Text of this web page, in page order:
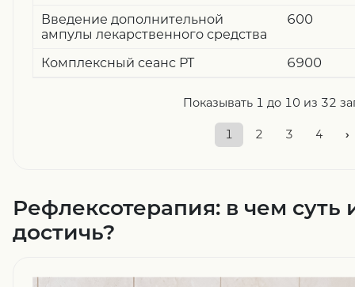
Введение дополнительной
ампулы лекарственного средства
600
Комплексный сеанс РТ 6900
Показывать 1 до 10 из 32
1 2 3 4 ›
Рефлексотерапия: в чем суть
достичь?